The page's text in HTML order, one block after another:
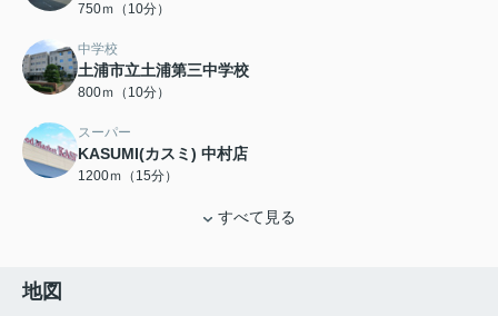
750ｍ（10分）
中学校
土浦市立土浦第三中学校
800ｍ（10分）
スーパー
KASUMI(カスミ) 中村店
1200ｍ（15分）
すべて見る
地図